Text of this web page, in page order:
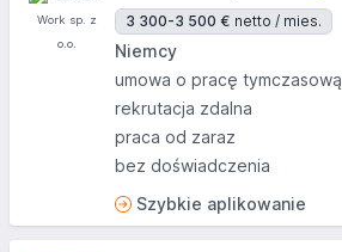
3 300-3 500 € netto / mies.
Niemcy
umowa o pracę tymczasową
rekrutacja zdalna
praca od zaraz
bez doświadczenia
Szybkie aplikowanie